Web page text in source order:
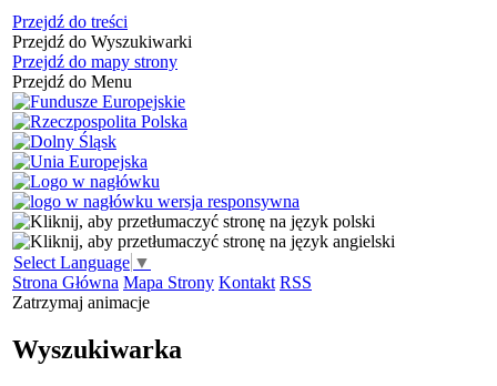
Przejdź do treści
Przejdź do Wyszukiwarki
Przejdź do mapy strony
Przejdź do Menu
Select Language ▼
Strona Główna Mapa Strony Kontakt RSS
Zatrzymaj animacje
Wyszukiwarka